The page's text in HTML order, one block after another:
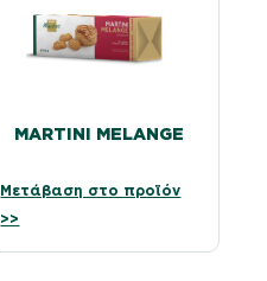
MARTINI MELANGE
Μετάβαση στο προϊόν
>>